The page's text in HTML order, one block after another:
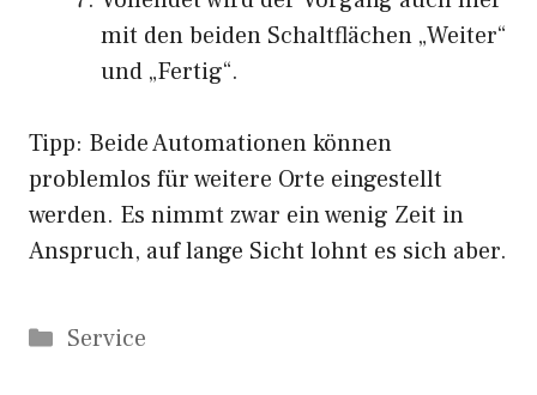
mit den beiden Schaltflächen „Weiter“
und „Fertig“.
Tipp: Beide Automationen können
problemlos für weitere Orte eingestellt
werden. Es nimmt zwar ein wenig Zeit in
Anspruch, auf lange Sicht lohnt es sich aber.
Kategorien
Service